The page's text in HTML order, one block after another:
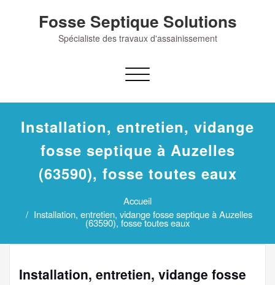
Fosse Septique Solutions
Spécialiste des travaux d'assainissement
Afficher/masquer
navigation
Installation, entretien, vidange
fosse septique à Auzelles
(63590), fosse toutes eaux
Accueil
Installation, entretien, vidange fosse septique à Auzelles
(63590), fosse toutes eaux
Installation, entretien, vidange fosse